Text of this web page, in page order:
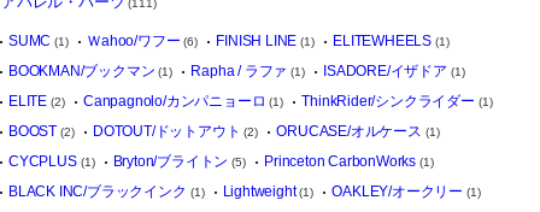
(111)
SUMC (1) Ｗahoo/ワフー (6) FINISH LINE (1) ELITEWHEELS (1)
BOOKMAN/ブックマン (1) Rapha / ラファ (1) ISADORE/イザドア (1)
ELITE (2) Canpagnolo/カンパニョーロ (1) ThinkRider/シンクライダー (1)
BOOST (2) DOTOUT/ドットアウト (2) ORUCASE/オルケース (1)
CYCPLUS(1) Bryton/ブライトン (5) Princeton CarbonWorks (1)
BLACK INC/ブラックインク (1) Lightweight(1) OAKLEY/オークリー (1)